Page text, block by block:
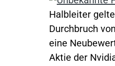
Halbleiter
Durchbruch
eine
Aktie der